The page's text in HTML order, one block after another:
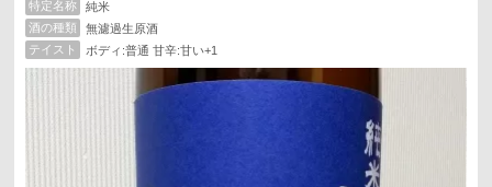
1133 2012/7（写真３）
純米吟醸 無濾過生原酒
特定名称
純米
酒の種類
無濾過生原酒
テイスト
ボディ:普通 甘辛:甘い+1